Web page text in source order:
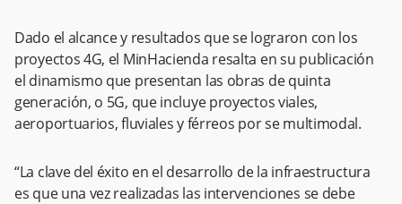
Dado el alcance y resultados que se lograron con los
proyectos 4G, el MinHacienda resalta en su publicación
el dinamismo que presentan las obras de quinta
generación, o 5G, que incluye proyectos viales,
aeroportuarios, fluviales y férreos por se multimodal.
“La clave del éxito en el desarrollo de la infraestructura
es que una vez realizadas las intervenciones se debe